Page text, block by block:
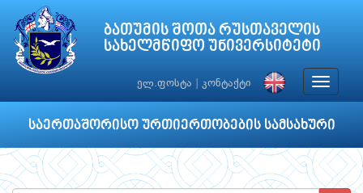
ბათუმის შოთა რუსთაველის
სახელმწიფო უნივერსიტეტი
ელ.ფოსტა კონტაქტი
Toggle
საერთაშორისო ურთიერთობების სამსახური